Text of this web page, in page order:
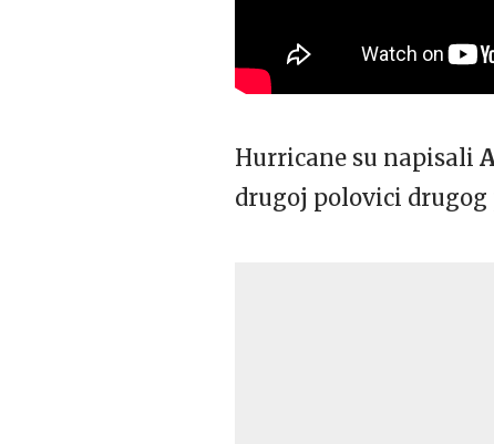
Hurricane su napisali
drugoj polovici